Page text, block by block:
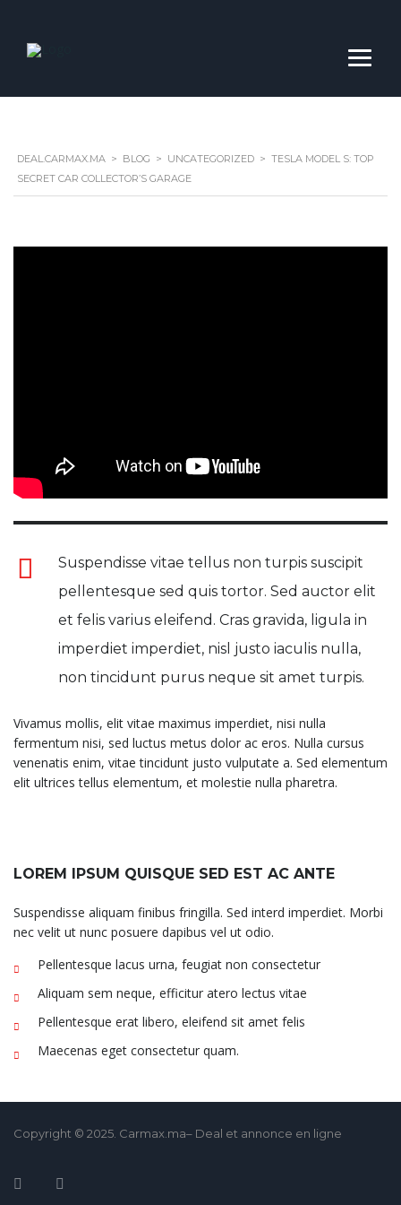
DEAL.CARMAX.MA > BLOG > UNCATEGORIZED > TESLA MODEL S: TOP
SECRET CAR COLLECTOR’S GARAGE
Suspendisse vitae tellus non turpis suscipit
pellentesque sed quis tortor. Sed auctor elit
et felis varius eleifend. Cras gravida, ligula in
imperdiet imperdiet, nisl justo iaculis nulla,
non tincidunt purus neque sit amet turpis.
Vivamus mollis, elit vitae maximus imperdiet, nisi nulla
fermentum nisi, sed luctus metus dolor ac eros. Nulla cursus
venenatis enim, vitae tincidunt justo vulputate a. Sed elementum
elit ultrices tellus elementum, et molestie nulla pharetra.
LOREM IPSUM QUISQUE SED EST AC ANTE
Suspendisse aliquam finibus fringilla. Sed interd imperdiet. Morbi
nec velit ut nunc posuere dapibus vel ut odio.
Pellentesque lacus urna, feugiat non consectetur
Aliquam sem neque, efficitur atero lectus vitae
Pellentesque erat libero, eleifend sit amet felis
Maecenas eget consectetur quam.
Copyright © 2025. Carmax.ma– Deal et annonce en ligne